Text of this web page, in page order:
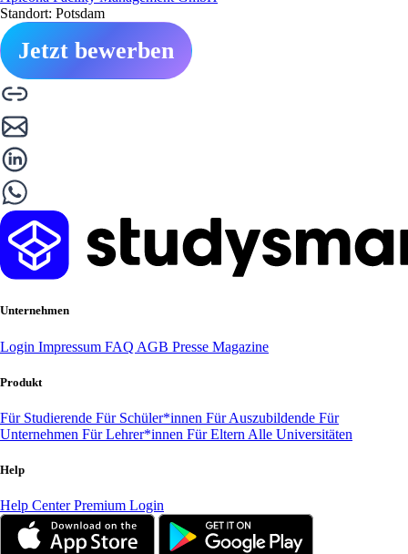
Standort: Potsdam
Jetzt bewerben
Unternehmen
Login Impressum FAQ AGB Presse Magazine
Produkt
Für Studierende Für Schüler*innen Für Auszubildende Für
Unternehmen Für Lehrer*innen Für Eltern Alle Universitäten
Help
Help CenterPremium Login